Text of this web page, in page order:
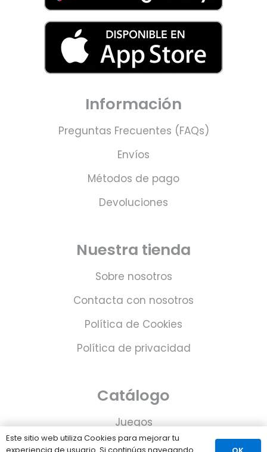
Información
Preguntas Frecuentes (FAQs)
Envíos
Métodos de pago
Devoluciones
Nuestra tienda
Sobre nosotros
Contacta con nosotros
Política de Cookies
Política de privacidad
Catálogo
Juegos
Consolas
Este sitio web utiliza Cookies para mejorar tu